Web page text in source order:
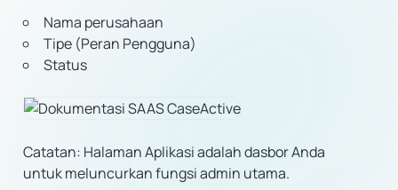
Nama perusahaan
Tipe (Peran Pengguna)
Status
Catatan: Halaman Aplikasi adalah dasbor Anda
untuk meluncurkan fungsi admin utama.